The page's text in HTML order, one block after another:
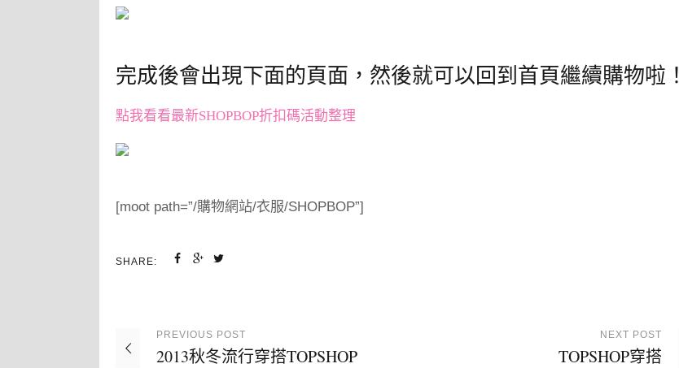
完成後會出現下面的頁面，然後就可以回到首頁繼續購物啦！
點我看看最新SHOPBOP折扣碼活動整理
[moot path=”/購物網站/衣服/SHOPBOP”]
SHARE:
PREVIOUS POST
2013秋冬流行穿搭TOPSHOP
NEXT POST
TOPSHOP穿搭